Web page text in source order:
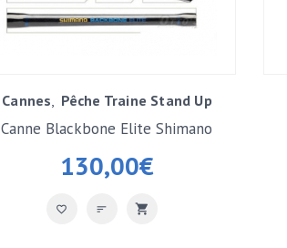
Cannes Pêche Traine Stand Up
130,00€
Canne Blackbone Elite Shimano